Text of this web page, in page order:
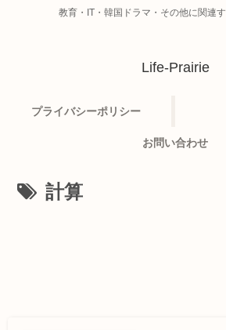
教育・IT・韓国ドラマ・その他に関連
Life-Prairie
プライバシーポリシー
お問い合わせ
計算